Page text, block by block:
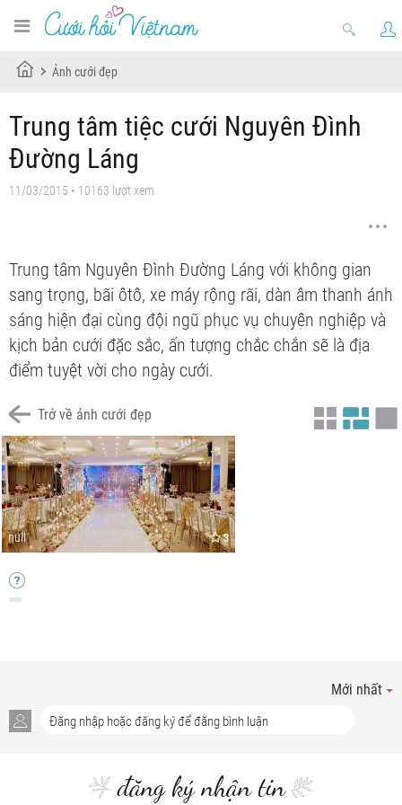
Ảnh cưới đẹp
Trung tâm tiệc cưới Nguyên Đình
Đường Láng
11/03/2015 • 10163 lượt xem
Trung tâm Nguyên Đình Đường Láng với không gian
sang trọng, bãi ôtô, xe máy rộng rãi, dàn âm thanh ánh
sáng hiện đại cùng đội ngũ phục vụ chuyên nghiệp và
kịch bản cưới đặc sắc, ấn tượng chắc chắn sẽ là địa
điểm tuyệt vời cho ngày cưới.
Trở về ảnh cưới đẹp
null 3
Mới nhất
đăng ký nhận tin